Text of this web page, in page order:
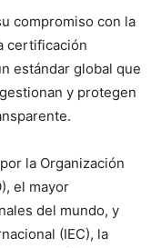
compromiso con la
certificación
estándar global que
y protegen
la Organización
el mayor
del mundo, y
(IEC), la